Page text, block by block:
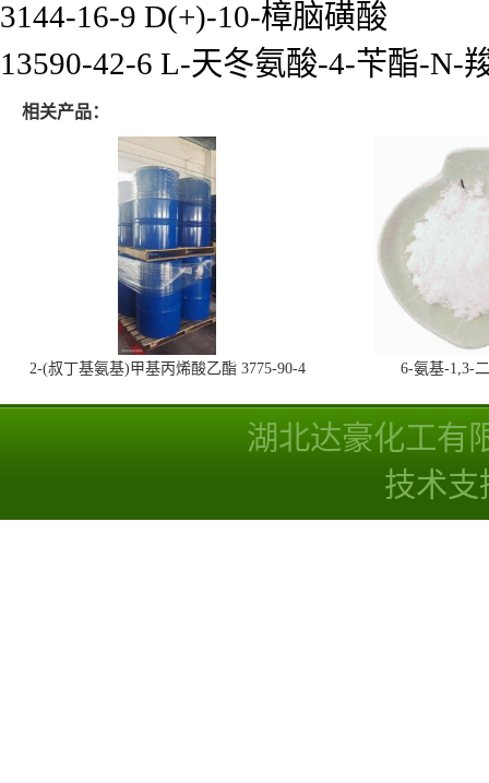
3144-16-9 D(+)-10-樟脑磺酸
13590-42-6 L-天冬氨酸-4-苄酯-N-
相关产品：
2-(叔丁基氨基)甲基丙烯酸乙酯 3775-90-4 6-氨基-1,3-
湖北达豪化工有
技术